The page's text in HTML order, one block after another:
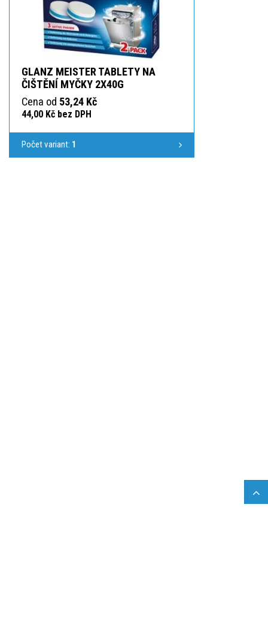
GLANZ MEISTER TABLETY NA
ČIŠTĚNÍ MYČKY 2X40G
Cena od 53,24 Kč
44,00 Kč bez DPH
Počet variant: 1